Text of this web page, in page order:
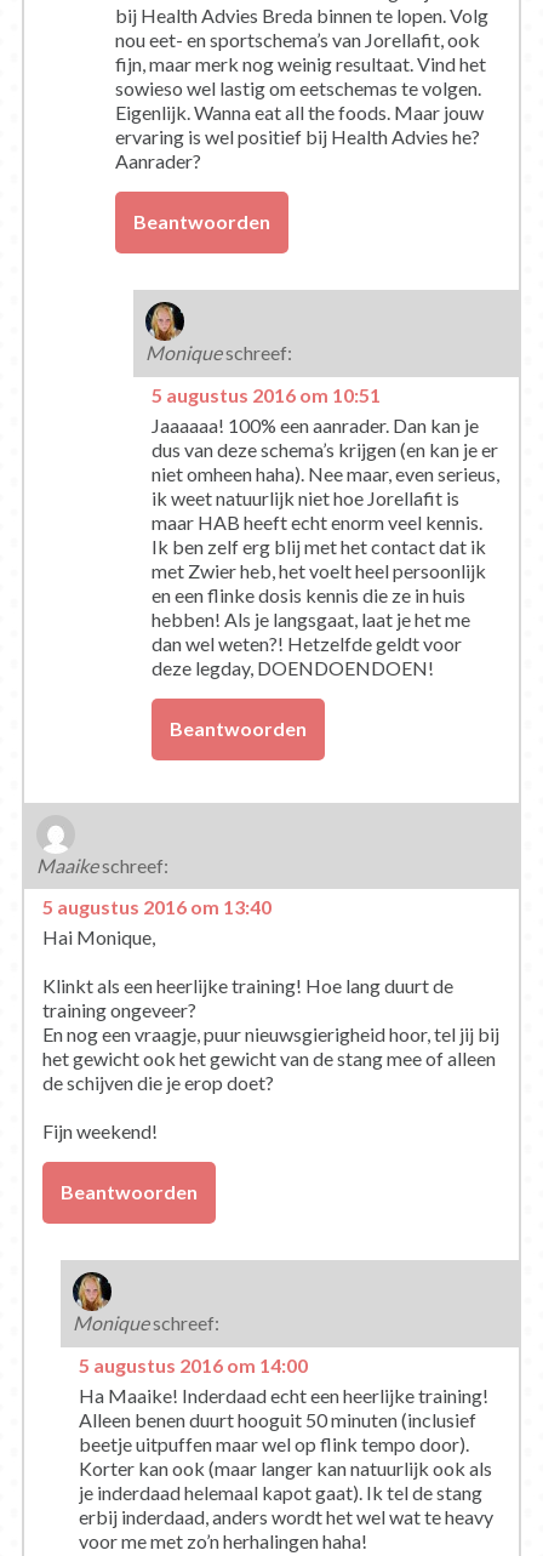
bij Health Advies Breda binnen te lopen. Volg
nou eet- en sportschema’s van Jorellafit, ook
fijn, maar merk nog weinig resultaat. Vind het
sowieso wel lastig om eetschemas te volgen.
Eigenlijk. Wanna eat all the foods. Maar jouw
ervaring is wel positief bij Health Advies he?
Aanrader?
Beantwoorden
Moniqueschreef:
5 augustus 2016 om 10:51
Jaaaaaa! 100% een aanrader. Dan kan je
dus van deze schema’s krijgen (en kan je er
niet omheen haha). Nee maar, even serieus,
ik weet natuurlijk niet hoe Jorellafit is
maar HAB heeft echt enorm veel kennis.
Ik ben zelf erg blij met het contact dat ik
met Zwier heb, het voelt heel persoonlijk
en een flinke dosis kennis die ze in huis
hebben! Als je langsgaat, laat je het me
dan wel weten?! Hetzelfde geldt voor
deze legday, DOENDOENDOEN!
Beantwoorden
Maaikeschreef:
5 augustus 2016 om 13:40
Hai Monique,
Klinkt als een heerlijke training! Hoe lang duurt de
training ongeveer?
En nog een vraagje, puur nieuwsgierigheid hoor, tel jij bij
het gewicht ook het gewicht van de stang mee of alleen
de schijven die je erop doet?
Fijn weekend!
Beantwoorden
Moniqueschreef:
5 augustus 2016 om 14:00
Ha Maaike! Inderdaad echt een heerlijke training!
Alleen benen duurt hooguit 50 minuten (inclusief
beetje uitpuffen maar wel op flink tempo door).
Korter kan ook (maar langer kan natuurlijk ook als
je inderdaad helemaal kapot gaat). Ik tel de stang
erbij inderdaad, anders wordt het wel wat te heavy
voor me met zo’n herhalingen haha!